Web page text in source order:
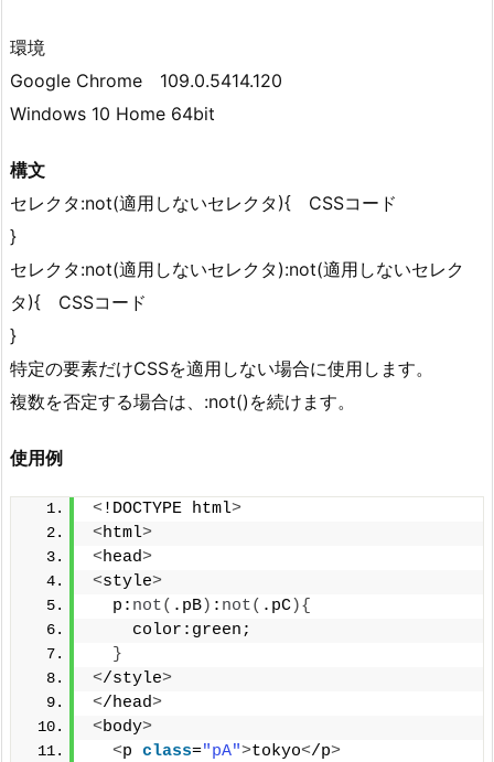
環境
Google Chrome 109.0.5414.120
Windows 10 Home 64bit
構文
セレクタ:not(適用しないセレクタ){ CSSコード
}
セレクタ:not(適用しないセレクタ):not(適用しないセレク
タ){ CSSコード
}
特定の要素だけCSSを適用しない場合に使用します。
複数を否定する場合は、:not()を続けます。
使用例
<!DOCTYPE html>
<html>
<head>
<style>
  p:
not( .pB) : not( .pC){
    color:green;
}
</style>
</head>
<body>
<p class="pA">tokyo</p>